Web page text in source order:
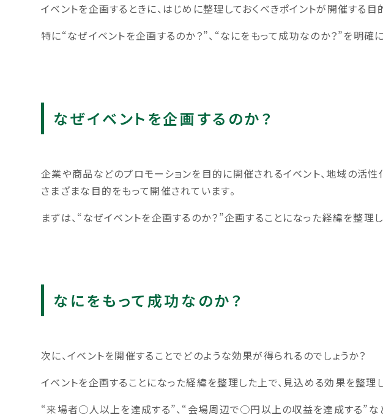
イベントを企画するときに、はじめに整理しておくべきポイントが開催する目
特に“なぜイベントを企画するのか？”、“なにをもって成功なのか？”を明確
なぜイベントを企画するのか？
企業や商品などのプロモーションを目的に開催されるイベント、地域の活性
さまざまな目的をもって開催されています。
まずは、“なぜイベントを企画するのか？”企画することになった経緯を整理し
なにをもって成功なのか？
次に、イベントを開催することでどのような効果が得られるのでしょうか？
イベントを企画することになった経緯を整理した上で、見込める効果を整理し
“来場者○人以上を達成する”、“会場周辺で○円以上の収益を達成する”な